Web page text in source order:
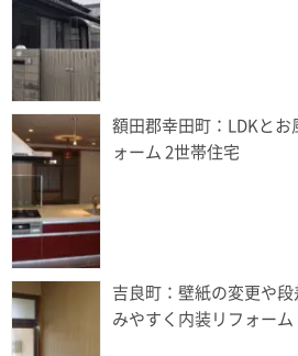
額田郡幸田町：LDKとお
ォーム 2世帯住宅
吉良町：壁紙の変更や
みやすく内装リフォーム